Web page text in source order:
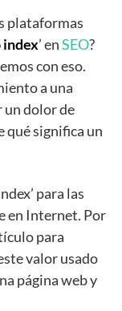
plataformas
index’ enSEO?
con eso.
a una
un dolor de
qué significa un
para las
en Internet. Por
para
valor usado
página web y